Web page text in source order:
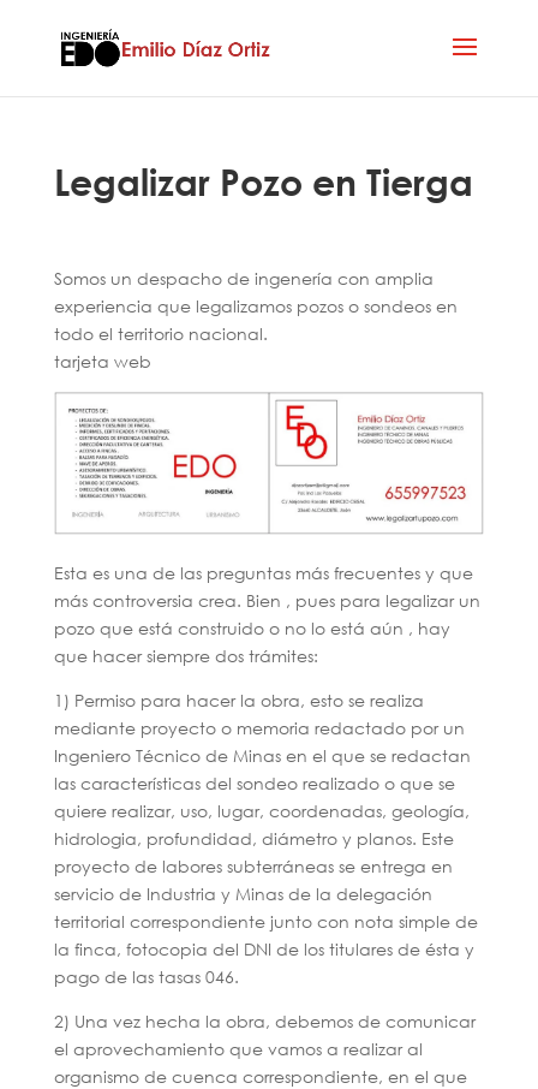
Legalizar Pozo en Tierga
Somos un despacho de ingenería con amplia
experiencia que legalizamos pozos o sondeos en
todo el territorio nacional.
tarjeta web
Esta es una de las preguntas más frecuentes y que
más controversia crea. Bien , pues para legalizar un
pozo que está construido o no lo está aún , hay
que hacer siempre dos trámites:
1) Permiso para hacer la obra, esto se realiza
mediante proyecto o memoria redactado por un
Ingeniero Técnico de Minas en el que se redactan
las características del sondeo realizado o que se
quiere realizar, uso, lugar, coordenadas, geología,
hidrologia, profundidad, diámetro y planos. Este
proyecto de labores subterráneas se entrega en
servicio de Industria y Minas de la delegación
territorial correspondiente junto con nota simple de
la finca, fotocopia del DNI de los titulares de ésta y
pago de las tasas 046.
2) Una vez hecha la obra, debemos de comunicar
el aprovechamiento que vamos a realizar al
organismo de cuenca correspondiente, en el que